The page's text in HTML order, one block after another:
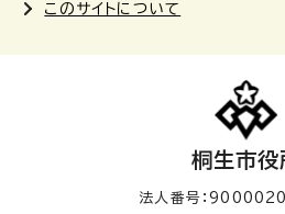
このサイトについて
桐生市役
法人番号：